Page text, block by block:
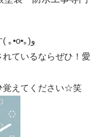
( ｡•o•｡)و
ているならぜひ！愛
覚えてください☆笑